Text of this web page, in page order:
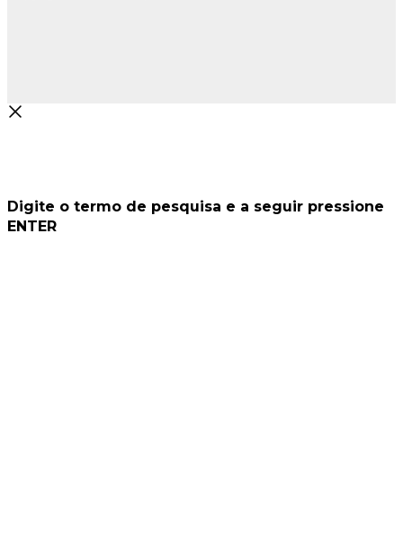
Digite o termo de pesquisa e a seguir pressione
ENTER